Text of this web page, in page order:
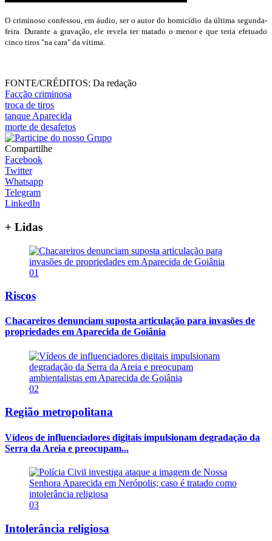
O criminoso confessou, em áudio, ser o autor do homicídio da última segunda-
feira. Durante a gravação, ele revela ter matado o menor e que teria efetuado
cinco tiros "na cara" da vítima.
FONTE/CRÉDITOS: Da redação
Facção criminosa
troca de tiros
tanque Aparecida
morte de desafetos
Compartilhe
Facebook
Twitter
Whatsapp
Telegram
LinkedIn
+ Lidas
01
Riscos
Chacareiros denunciam suposta articulação para invasões de
propriedades em Aparecida de Goiânia
02
Região metropolitana
Vídeos de influenciadores digitais impulsionam degradação da
Serra da Areia e preocupam...
03
Intolerância religiosa